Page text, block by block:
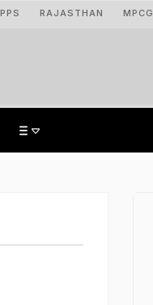
RAJASTHAN MPCG